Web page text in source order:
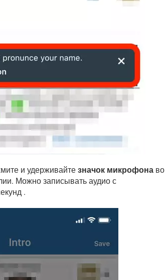
и удерживайте значок микрофона во
Можно записывать аудио с
.